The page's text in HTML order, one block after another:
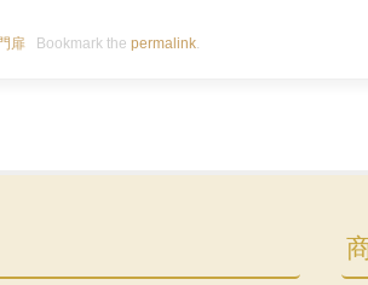
門扉 Bookmark the permalink.